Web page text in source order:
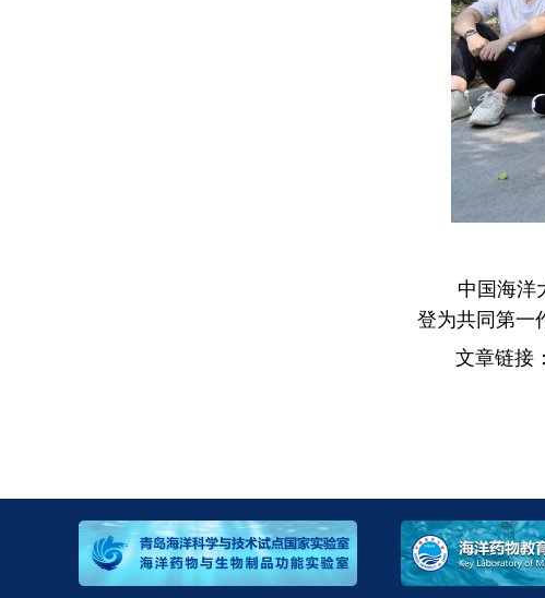
中国海洋
登为共同第一
文章链接：